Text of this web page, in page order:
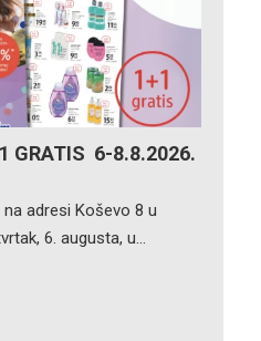
GRATIS 6-8.8.2026.
adresi Koševo 8 u
6. augusta, u…